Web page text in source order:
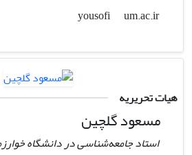
yousofi
um.ac.ir
هیات تحریریه
مسعود گلچین
استاد جامعه‌شناسی در دانشگاه